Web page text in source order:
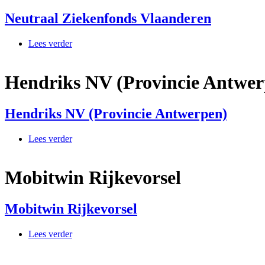
Neutraal Ziekenfonds Vlaanderen
Lees verderover Neutraal Ziekenfonds Vlaanderen
Hendriks NV (Provincie
Hendriks NV (Provincie Antwerpen)
Lees verderover Hendriks NV (Provincie Antwerpen)
Mobitwin Rijkevorsel
Mobitwin Rijkevorsel
Lees verderover Mobitwin Rijkevorsel